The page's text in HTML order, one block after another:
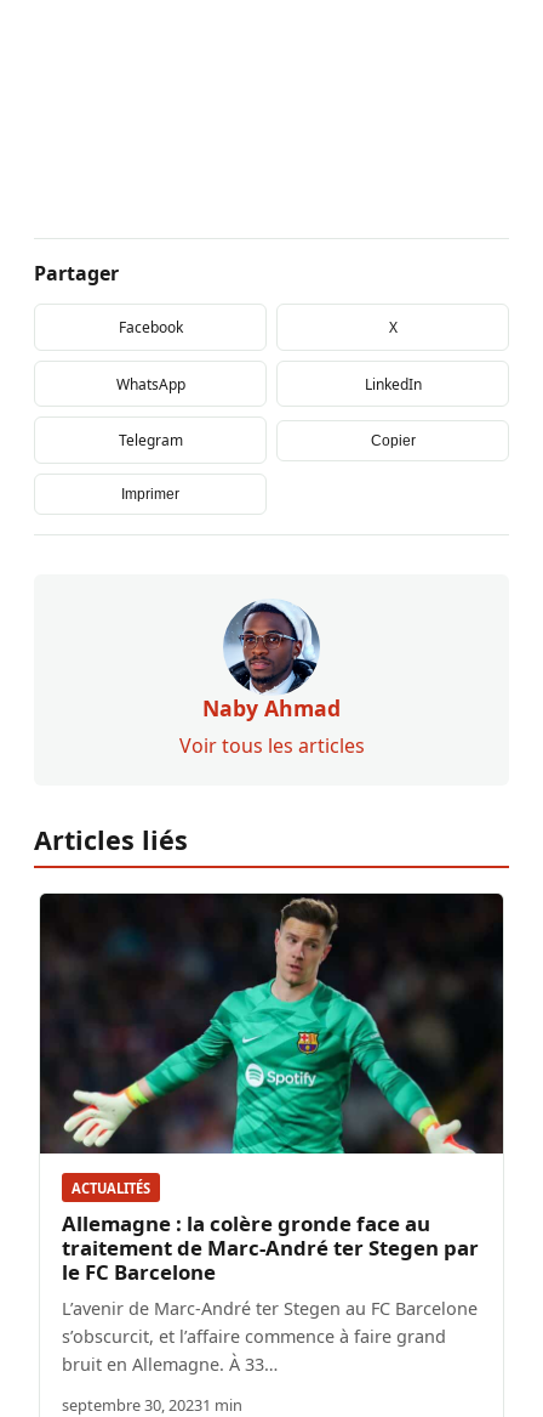
Partager
Facebook X
WhatsApp LinkedIn
Telegram Copier
Imprimer
Naby Ahmad
Voir tous les articles
Articles liés
ACTUALITÉS
Allemagne : la colère gronde face au
traitement de Marc-André ter Stegen par
le FC Barcelone
L’avenir de Marc-André ter Stegen au FC Barcelone
s’obscurcit, et l’affaire commence à faire grand
bruit en Allemagne. À 33…
septembre 30, 20231 min